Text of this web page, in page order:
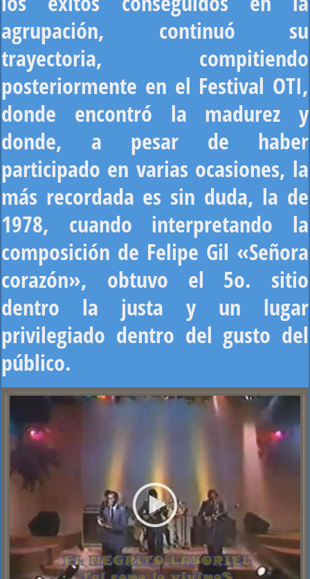
agrupación, continuó su
trayectoria, compitiendo
posteriormente en el Festival OTI,
donde encontró la madurez y
donde, a pesar de haber
participado en varias ocasiones, la
más recordada es sin duda, la de
1978, cuando interpretando la
composición de Felipe Gil «Señora
corazón», obtuvo el 5o. sitio
dentro la justa y un lugar
privilegiado dentro del gusto del
público.